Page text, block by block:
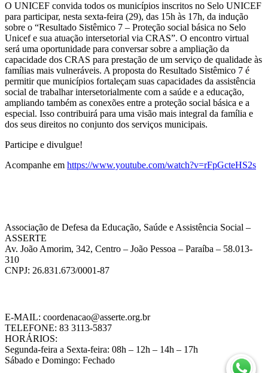
O UNICEF convida todos os municípios inscritos no Selo UNICEF
para participar, nesta sexta-feira (29), das 15h às 17h, da indução
sobre o “Resultado Sistêmico 7 – Proteção social básica no Selo
Unicef e sua atuação intersetorial via CRAS”. O encontro virtual
será uma oportunidade para conversar sobre a ampliação da
capacidade dos CRAS para prestação de um serviço de qualidade às
famílias mais vulneráveis. A proposta do Resultado Sistêmico 7 é
permitir que municípios fortaleçam suas capacidades da assistência
social de trabalhar intersetorialmente com a saúde e a educação,
ampliando também as conexões entre a proteção social básica e a
especial. Isso contribuirá para uma visão mais integral da família e
dos seus direitos no conjunto dos serviços municipais.
Participe e divulgue!
Acompanhe em https://www.youtube.com/watch?v=rFpGcteHS2s
Associação de Defesa da Educação, Saúde e Assistência Social –
ASSERTE
Av. João Amorim, 342, Centro – João Pessoa – Paraíba – 58.013-
310
CNPJ: 26.831.673/0001-87
E-MAIL: coordenacao@asserte.org.br
TELEFONE: 83 3113-5837
HORÁRIOS:
Segunda-feira a Sexta-feira: 08h – 12h – 14h – 17h
Sábado e Domingo: Fechado